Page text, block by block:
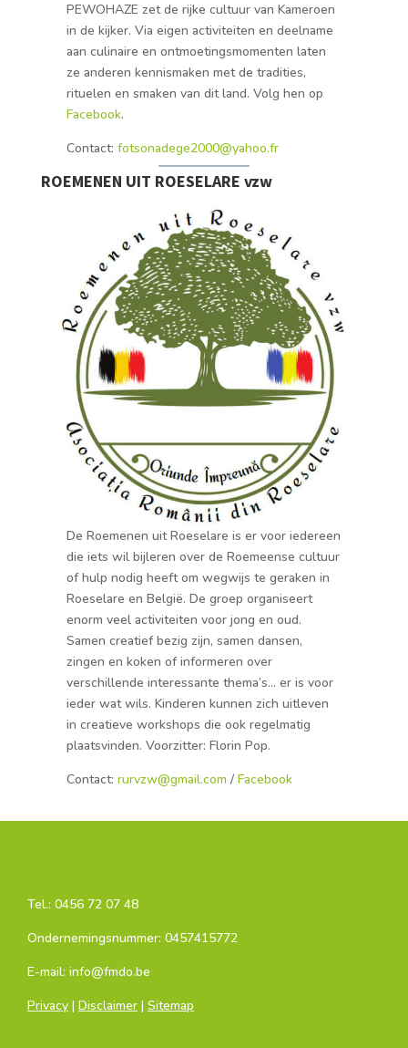
PEWOHAZE zet de rijke cultuur van Kameroen
in de kijker. Via eigen activiteiten en deelname
aan culinaire en ontmoetingsmomenten laten
ze anderen kennismaken met de tradities,
rituelen en smaken van dit land. Volg hen op
Facebook.
Contact:fotsonadege2000@yahoo.fr
ROEMENEN UIT ROESELARE vzw
De Roemenen uit Roeselare is er voor iedereen
die iets wil bijleren over de Roemeense cultuur
of hulp nodig heeft om wegwijs te geraken in
Roeselare en België. De groep organiseert
enorm veel activiteiten voor jong en oud.
Samen creatief bezig zijn, samen dansen,
zingen en koken of informeren over
verschillende interessante thema’s… er is voor
ieder wat wils. Kinderen kunnen zich uitleven
in creatieve workshops die ook regelmatig
plaatsvinden. Voorzitter: Florin Pop.
Contact:rurvzw@gmail.com /Facebook
Tel.: 0456 72 07 48
Ondernemingsnummer: 0457415772
E-mail: info@fmdo.be
Privacy | Disclaimer | Sitemap